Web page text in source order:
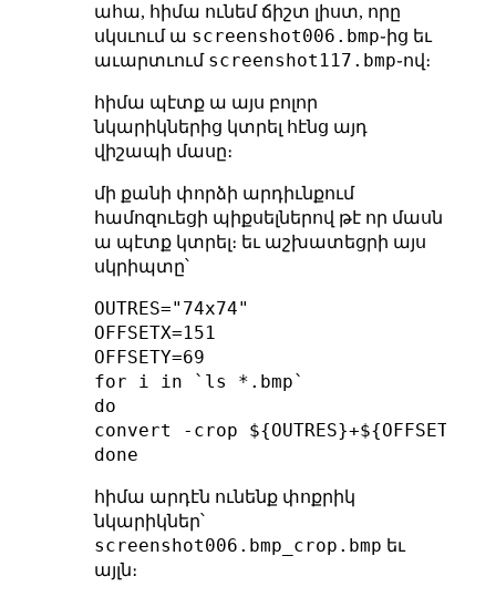
ահա, հիմա ունեմ ճիշտ լիստ, որը
սկսւում ա screenshot006.bmp֊ից եւ
աւարտւում screenshot117.bmp֊ով։
հիմա պէտք ա այս բոլոր
նկարիկներից կտրել հէնց այդ
վիշապի մասը։
մի քանի փորձի արդիւնքում
համոզուեցի պիքսելներով թէ որ մասն
ա պէտք կտրել։ եւ աշխատեցրի այս
սկրիպտը՝
OUTRES="74x74"
OFFSETX=151
OFFSETY=69
for i in `ls *.bmp`
do
convert -crop
հիմա արդէն ունենք փոքրիկ
նկարիկներ՝
screenshot006.bmp_crop.bmp եւ
այլն։